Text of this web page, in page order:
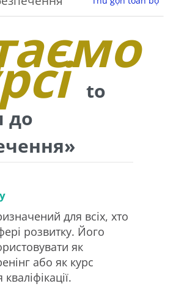
to
до
для всіх, хто
розвитку. Його
як
або як курс